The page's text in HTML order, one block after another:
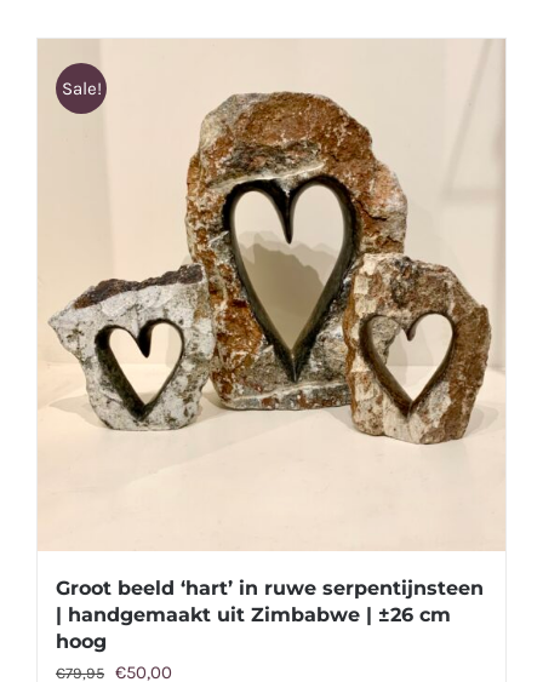
Sale!
Groot beeld ‘hart’ in ruwe serpentijnsteen
| handgemaakt uit Zimbabwe | ±26 cm
hoog
€79,95 Oorspronkelijke
€50,00